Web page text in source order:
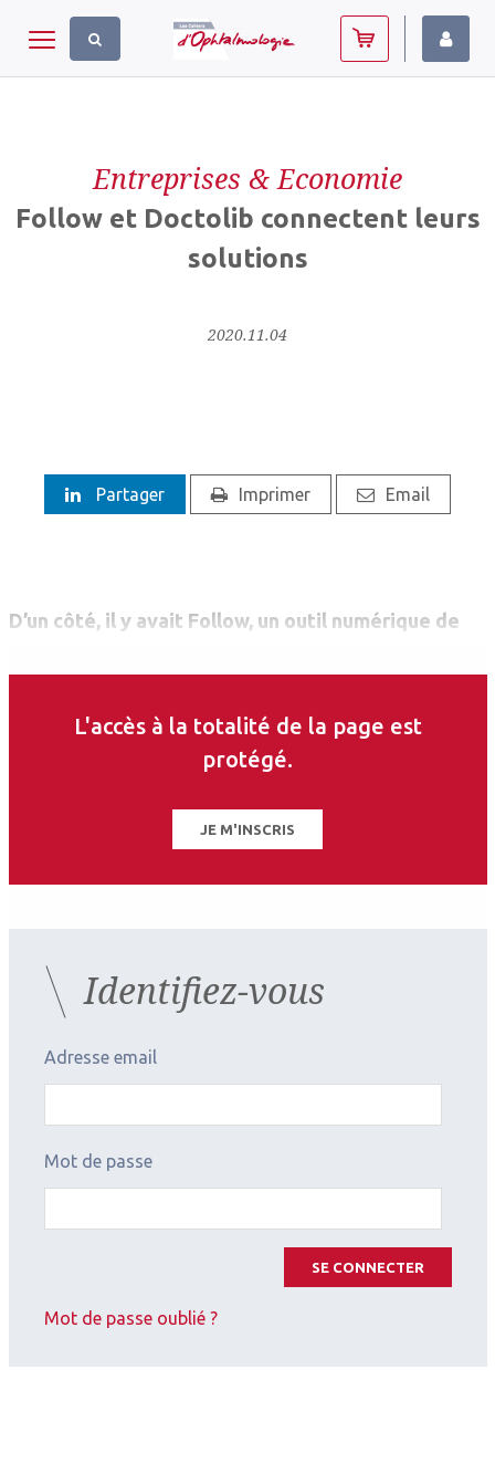
Toggle navigation
Entreprises & Economie
Follow et Doctolib connectent leurs
solutions
2020.11.04
Partager Imprimer Email
D’un côté, il y avait Follow, un outil numérique de
questionnaires dans lesquels les patients
ainsi que leurs renseignements administratifs,
leurs antécédents et symptômes, etc., afin de
L'accès à la totalité de la page est
protégé.
JE M'INSCRIS
Identifiez-vous
Adresse email
Mot de passe
SE CONNECTER
Mot de passe oublié ?
Panneau de gestion des cookies